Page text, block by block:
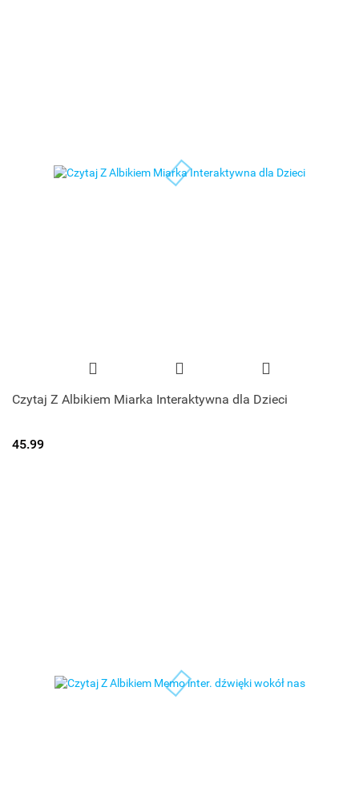
Czytaj Z Albikiem Miarka Interaktywna dla Dzieci
45.99